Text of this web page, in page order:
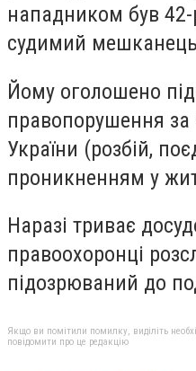
нападником був
судимий мешканець
Йому оголошено
правопорушення
України (розбій,
проникненням у
Наразі триває
правоохоронці
підозрюваний до
Якщо ви помітили помилку, виділіть
повідомити про це редакцію